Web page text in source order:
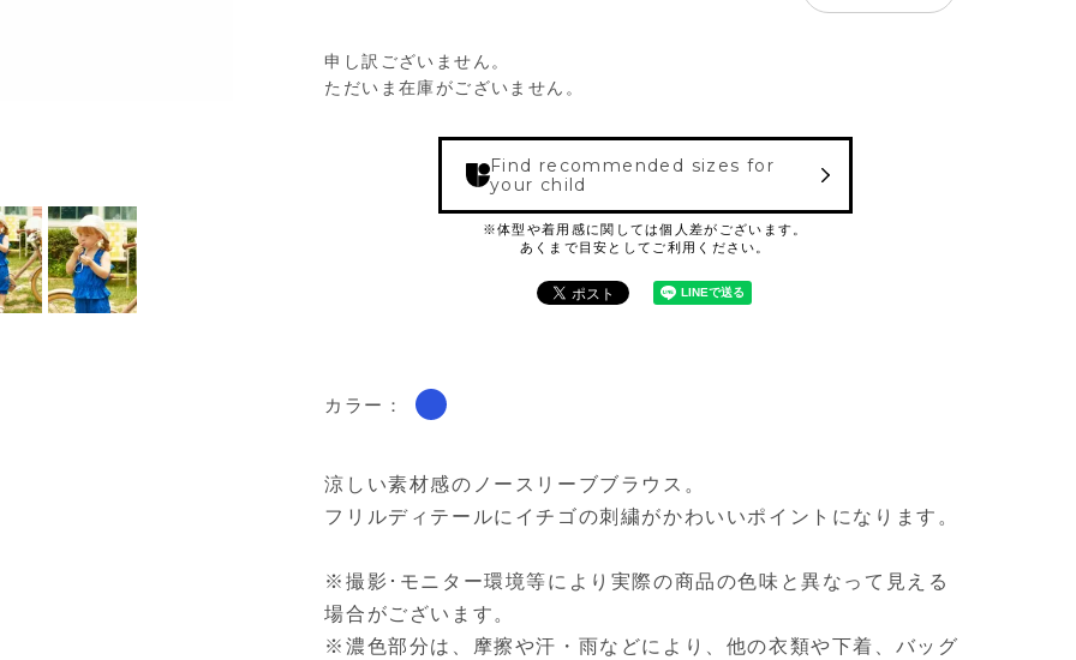
申し訳ございません。
ただいま在庫がございません。
Find recommended sizes for
your child
カラー：
涼しい素材感のノースリーブブラウス。
フリルディテールにイチゴの刺繍がかわいいポイントになります。
※撮影･モニター環境等により実際の商品の色味と異なって見える
場合がございます。
※濃色部分は、摩擦や汗・雨などにより、他の衣類や下着、バッグ